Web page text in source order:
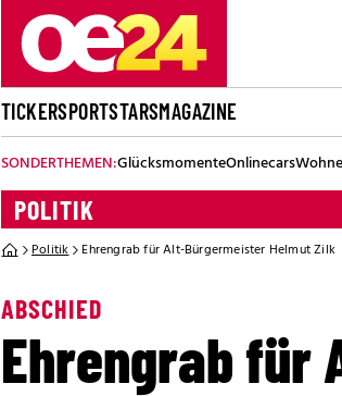
TICKERSPORTSTARSMAGAZINE
SONDERTHEMEN:GlücksmomenteOnlinecars
POLITIK
Politik Ehrengrab für Alt-Bürgermeister Helmut Zilk
ABSCHIED
Ehrengrab für